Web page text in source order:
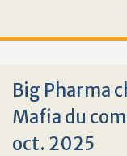
Big Pharma
Mafia du
oct. 2025